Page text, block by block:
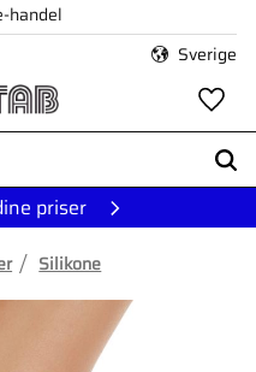
handel
Sverige
priser
Silikone